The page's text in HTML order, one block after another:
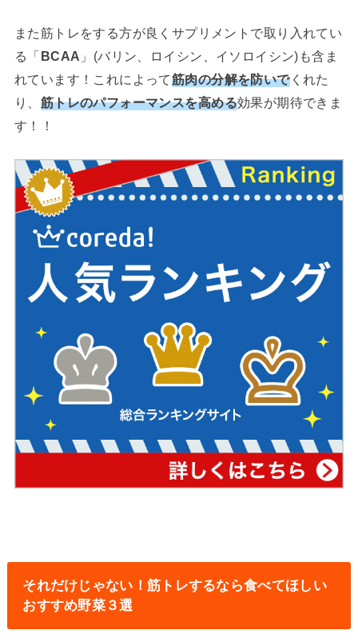
また筋トレをする方が良くサプリメントで取り入れてい
る「 BCAA 」(バリン、ロイシン、イソロイシン)も含ま
れています！これによって筋肉の分解を防いでくれた
り、 筋トレのパフォーマンスを高める効果が期待できま
す！！
それだけじゃない！筋トレするなら食べてほしい
おすすめ野菜３選